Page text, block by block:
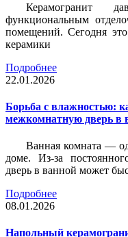
Керамогранит
функциональным
помещений. Сегодня
керамики
Подробнее
22.01.2026
Борьба с влажностью:
межкомнатную дверь в
Ванная комната —
доме. Из-за
дверь в ванной может
Подробнее
08.01.2026
Напольный